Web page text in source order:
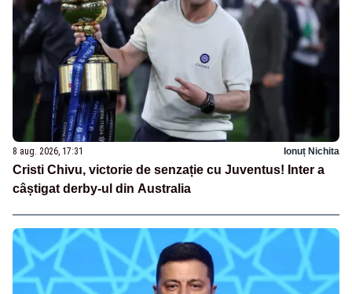
8 aug. 2026, 17:31 Ionuț Nichita
Cristi Chivu, victorie de senzație cu Juventus! Inter a
câștigat derby-ul din Australia